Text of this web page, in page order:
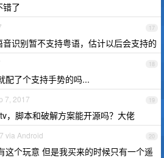
错了
17
识别暂不支持粤语，估计以后会支持的
18
配了个支持手势的吗...
19
7, 2017
，脚本和破解方案能开源吗？大佬
20
via Android
这个玩意 但是我买来的时候只有一个遥